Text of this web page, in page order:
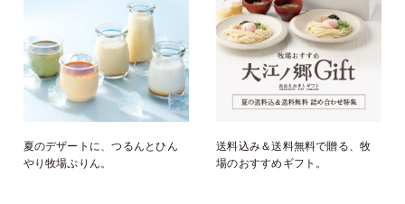
夏のデザートに、つるんとひん
やり牧場ぷりん。
送料込み＆送料無料で贈る、牧
場のおすすめギフト。